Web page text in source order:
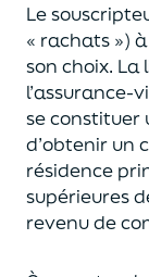
Le
« rachats »)
son choix. La
l’assurance-
se constituer
d’obtenir un
résidence
supérieures
revenu de